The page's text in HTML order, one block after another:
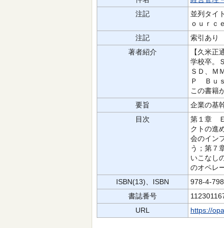
注記
並列タイ
ｏｕｒｃ
注記
索引あり
著者紹介
【久米
学校卒。
ＳＤ、Ｍ
Ｐ Ｂｕ
この書籍
要旨
企業の基
目次
第１章
クトの進
会のイン
う；第７
いこなし
のオペレ
ISBN(13)、ISBN
978-4-
書誌番号
URL
https://